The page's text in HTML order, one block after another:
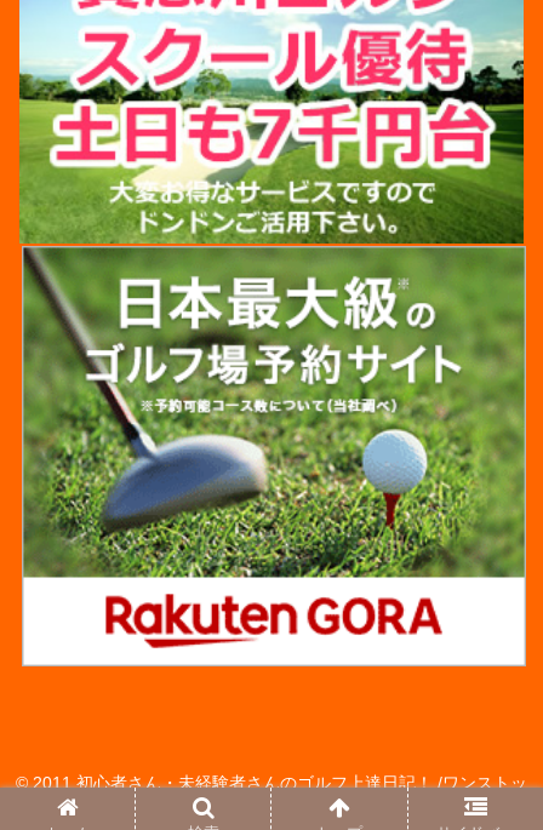
© 2011 初心者さん・未経験者さんのゴルフ上達日記！ /ワンストッ
プゴルフアカデミーの レッスンモニターさん達のBLOG♪.